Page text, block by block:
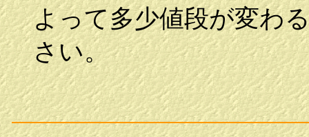
よって多少値段が変わ
さい。